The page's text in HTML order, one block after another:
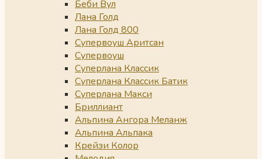
Беби Вул
Лана Голд
Лана Голд 800
Супервоуш Аритсан
Супервоуш
Суперлана Классик
Суперлана Классик Батик
Суперлана Макси
Бриллиант
Альпина Ангора Меланж
Альпина Альпака
Крейзи Колор